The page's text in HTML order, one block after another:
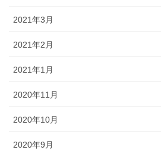
2021年3月
2021年2月
2021年1月
2020年11月
2020年10月
2020年9月